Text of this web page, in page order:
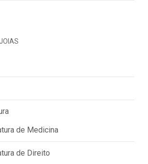
de Medicina
de Direito